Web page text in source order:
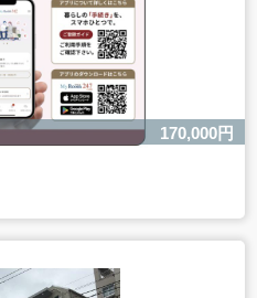
170,000円